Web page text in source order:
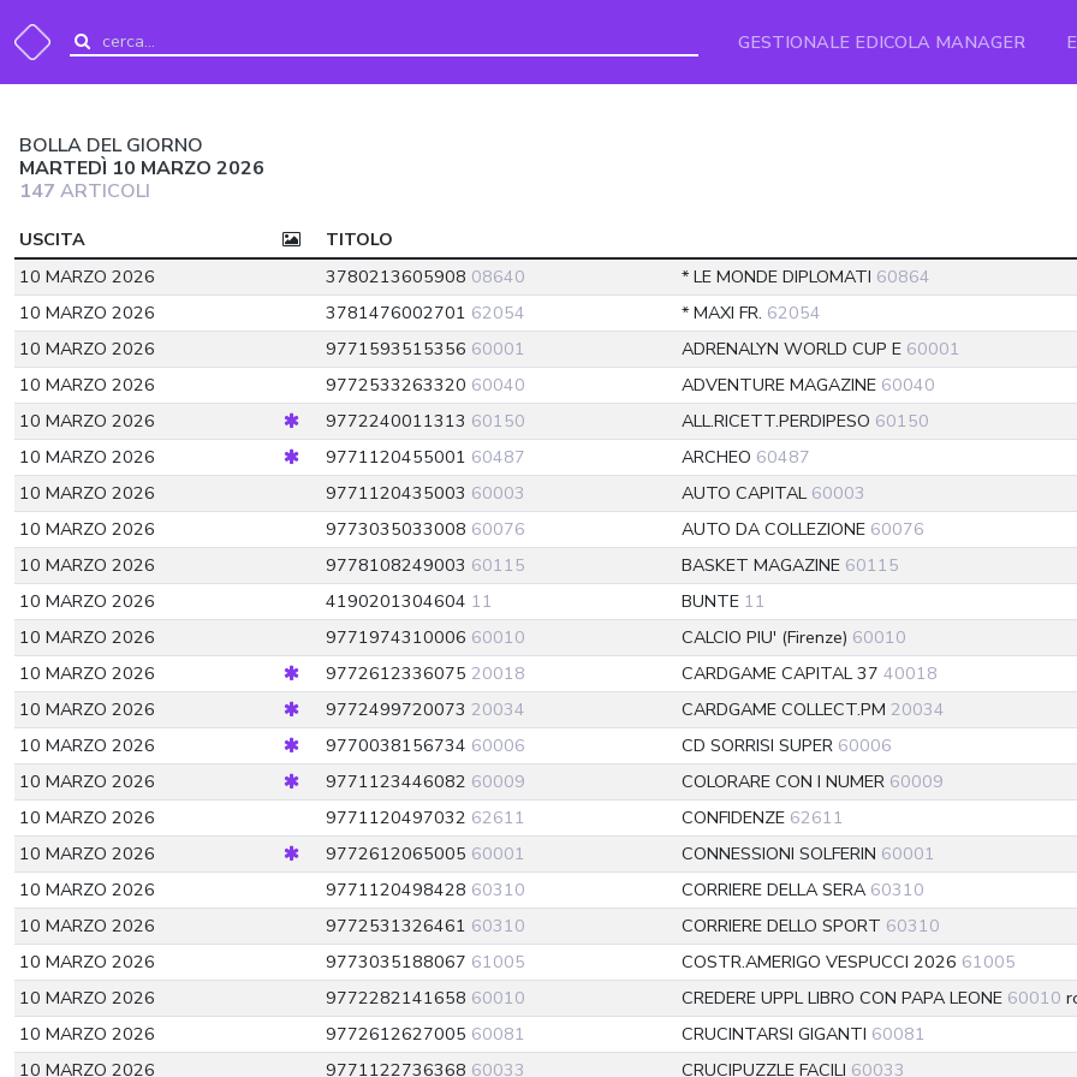
GESTIONALE EDICOLA MANAGER
BOLLA DEL GIORNO
MARTEDÌ 10 MARZO 2026
147 ARTICOLI
USCITA
TITOLO
10 MARZO 2026
3780213605908 08640 * LE MONDE DIPLOMATI 60864
10 MARZO 2026
3781476002701 62054 * MAXI FR. 62054
10 MARZO 2026
9771593515356 60001 ADRENALYN WORLD CUP E 60001
10 MARZO 2026
9772533263320 60040 ADVENTURE MAGAZINE 60040
10 MARZO 2026
9772240011313 60150 ALL.RICETT.PERDIPESO 60150
10 MARZO 2026
9771120455001 60487 ARCHEO 60487
10 MARZO 2026
9771120435003 60003 AUTO CAPITAL 60003
10 MARZO 2026
9773035033008 60076 AUTO DA COLLEZIONE 60076
10 MARZO 2026
9778108249003 60115 BASKET MAGAZINE 60115
10 MARZO 2026
4190201304604 11 BUNTE 11
10 MARZO 2026
9771974310006 60010 CALCIO PIU' (Firenze) 60010
10 MARZO 2026
9772612336075 20018 CARDGAME CAPITAL 37 40018
10 MARZO 2026
9772499720073 20034 CARDGAME COLLECT.PM 20034
10 MARZO 2026
9770038156734 60006 CD SORRISI SUPER 60006
10 MARZO 2026
9771123446082 60009 COLORARE CON I NUMER 60009
10 MARZO 2026
9771120497032 62611 CONFIDENZE 62611
10 MARZO 2026
9772612065005 60001 CONNESSIONI SOLFERIN 60001
10 MARZO 2026
9771120498428 60310 CORRIERE DELLA SERA 60310
10 MARZO 2026
9772531326461 60310 CORRIERE DELLO SPORT 60310
10 MARZO 2026
9773035188067 61005 COSTR.AMERIGO VESPUCCI 2026 61005
10 MARZO 2026
9772282141658 60010 CREDERE UPPL LIBRO CON PAPA LEONE 60010
10 MARZO 2026
9772612627005 60081 CRUCINTARSI GIGANTI 60081
10 MARZO 2026
9771122736368 60033 CRUCIPUZZLE FACILI 60033